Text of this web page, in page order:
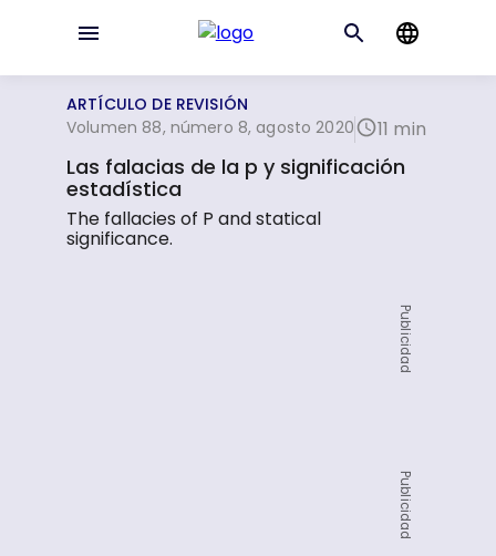
ARTÍCULO DE REVISIÓN
Volumen 88, número 8, agosto 2020
11 min
Las falacias de la p y significación
estadística
The fallacies of P and statical
significance.
Publicidad
Publicidad